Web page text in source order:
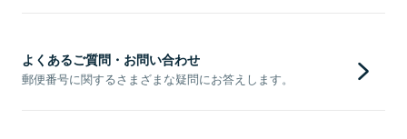
よくあるご質問・お問い合わせ
郵便番号に関するさまざまな疑問にお答えします。